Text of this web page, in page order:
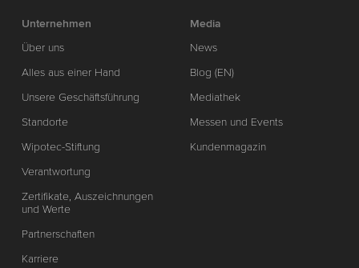
Unternehmen
Über uns
Alles aus einer Hand
Unsere Geschäftsführung
Standorte
Wipotec-Stiftung
Verantwortung
Zertifikate, Auszeichnungen
und Werte
Partnerschaften
Karriere
Media
News
Blog (EN)
Mediathek
Messen und Events
Kundenmagazin